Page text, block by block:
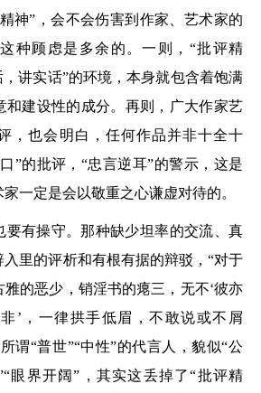
神”，会不会伤害到作家、艺术家的
种顾虑是多余的。一则，“批评精
讲实话”的环境，本身就包含着饱满
和建设性的成分。再则，广大作家艺
，也会明白，任何作品并非十全十
”的批评，“忠言逆耳”的警示，这是
一定是会以敬重之心谦虚对待的。
要有操守。那种缺少坦率的交流、真
里的评析和有根有据的辩驳，“对于
的恶少，销淫书的瘪三，无不‘彼亦
’，一律拱手低眉，不敢说或不屑
谓“普世”“中性”的代言人，貌似“公
眼界开阔”，其实这丢掉了“批评精